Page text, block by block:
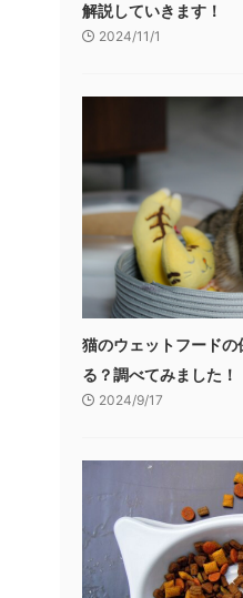
解説していきます！
2024/11/1
猫のウェットフード
る？調べてみました！
2024/9/17